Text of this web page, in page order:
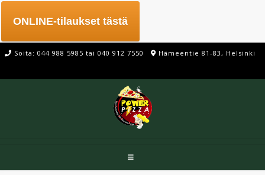
ONLINE-tilaukset tästä
Soita: 044 988 5985 tai 040 912 7550 Hämeentie 81-83, Helsinki